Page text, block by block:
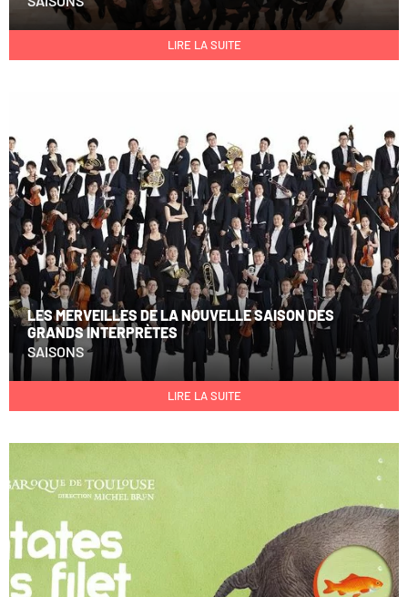
LIRE LA SUITE
LES MERVEILLES DE LA NOUVELLE SAISON DES
GRANDS INTERPRÈTES
SAISONS
LIRE LA SUITE